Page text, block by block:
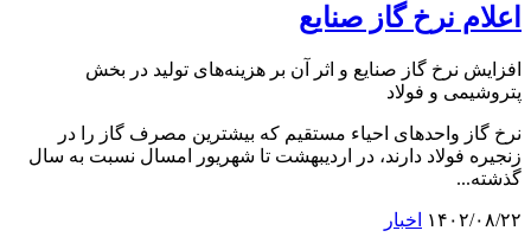
اعلام نرخ گاز صنایع
افزایش نرخ گاز صنایع و اثر آن بر هزینه‌های تولید در بخش
پتروشیمی و فولاد
نرخ گاز واحدهای احیاء مستقیم که بیشترین مصرف گاز را در
زنجیره فولاد دارند، در اردیبهشت تا شهریور امسال نسبت به سال
گذشته...
۱۴۰۲/۰۸/۲۲ اخبار